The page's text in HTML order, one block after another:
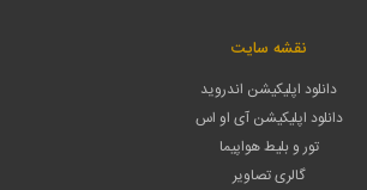
نقشه سایت
دانلود اپلیکیشن اندروید
دانلود اپلیکیشن آی او اس
تور و بلیط هواپیما
گالری تصاویر